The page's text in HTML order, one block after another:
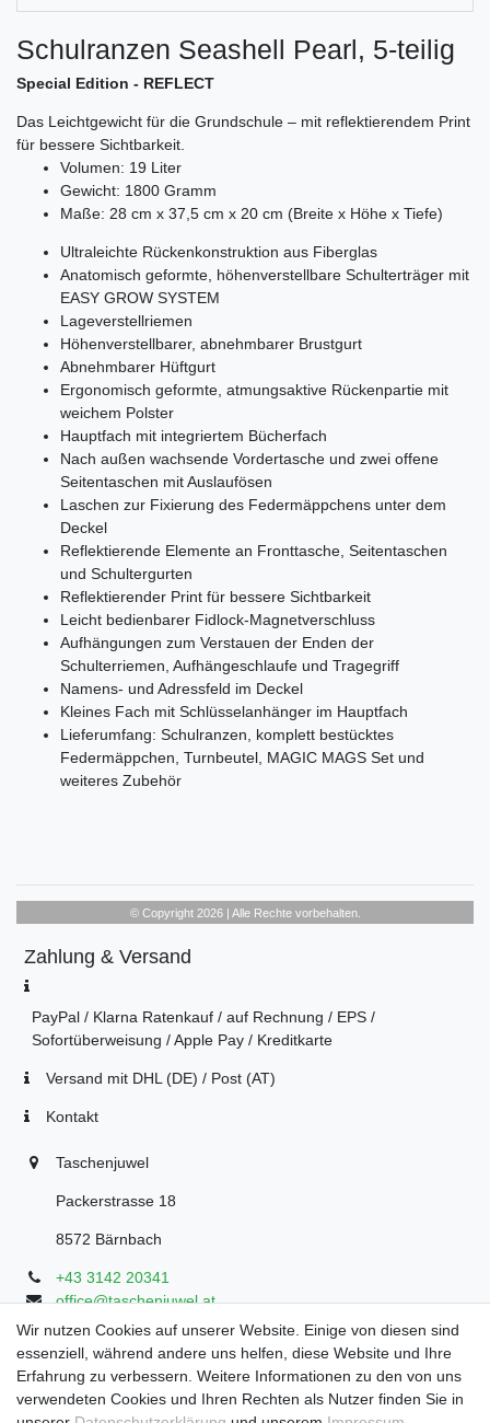
Schulranzen Seashell Pearl, 5-teilig
Special Edition - REFLECT
Das Leichtgewicht für die Grundschule – mit reflektierendem Print
für bessere Sichtbarkeit.
Volumen: 19 Liter
Gewicht: 1800 Gramm
Maße: 28 cm x 37,5 cm x 20 cm (Breite x Höhe x Tiefe)
Ultraleichte Rückenkonstruktion aus Fiberglas
Anatomisch geformte, höhenverstellbare Schulterträger mit
EASY GROW SYSTEM
Lageverstellriemen
Höhenverstellbarer, abnehmbarer Brustgurt
Abnehmbarer Hüftgurt
Ergonomisch geformte, atmungsaktive Rückenpartie mit
weichem Polster
Hauptfach mit integriertem Bücherfach
Nach außen wachsende Vordertasche und zwei offene
Seitentaschen mit Auslaufösen
Laschen zur Fixierung des Federmäppchens unter dem
Deckel
Reflektierende Elemente an Fronttasche, Seitentaschen
und Schultergurten
Reflektierender Print für bessere Sichtbarkeit
Leicht bedienbarer Fidlock-Magnetverschluss
Aufhängungen zum Verstauen der Enden der
Schulterriemen, Aufhängeschlaufe und Tragegriff
Namens- und Adressfeld im Deckel
Kleines Fach mit Schlüsselanhänger im Hauptfach
Lieferumfang: Schulranzen, komplett bestücktes
Federmäppchen, Turnbeutel, MAGIC MAGS Set und
weiteres Zubehör
© Copyright 2026 | Alle Rechte vorbehalten.
Zahlung & Versand
PayPal / Klarna Ratenkauf / auf Rechnung / EPS /
Sofortüberweisung / Apple Pay / Kreditkarte
Versand mit DHL (DE) / Post (AT)
Kontakt
Taschenjuwel
Packerstrasse 18
8572 Bärnbach
+43 3142 20341
office@taschenjuwel.at
Montag - Freitag: 08:30 - 18:00
Samstag: 8:30 - 17 Uhr
Wir nutzen Cookies auf unserer Website. Einige von diesen sind
essenziell, während andere uns helfen, diese Website und Ihre
Erfahrung zu verbessern. Weitere Informationen zu den von uns
verwendeten Cookies und Ihren Rechten als Nutzer finden Sie in